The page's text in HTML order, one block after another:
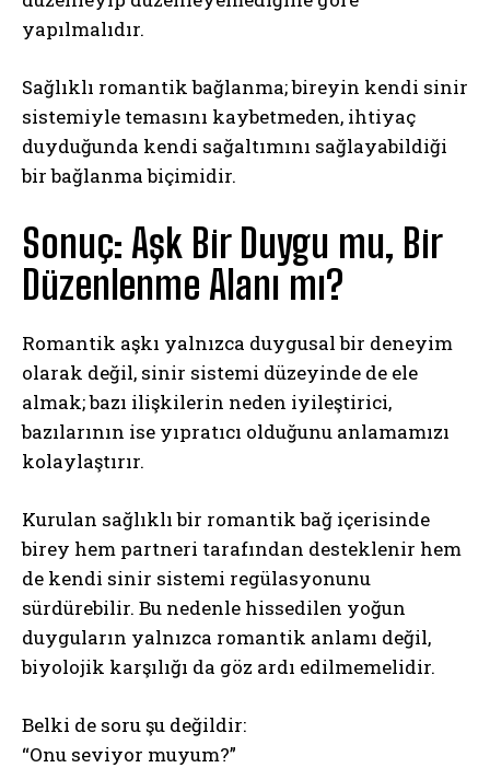
ABONE OL
yapılmalıdır.
Sağlıklı romantik bağlanma; bireyin kendi sinir
sistemiyle temasını kaybetmeden, ihtiyaç
duyduğunda kendi sağaltımını sağlayabildiği
bir bağlanma biçimidir.
Sonuç: Aşk Bir Duygu mu, Bir
Düzenlenme Alanı mı?
Romantik aşkı yalnızca duygusal bir deneyim
olarak değil, sinir sistemi düzeyinde de ele
almak; bazı ilişkilerin neden iyileştirici,
bazılarının ise yıpratıcı olduğunu anlamamızı
kolaylaştırır.
Kurulan sağlıklı bir romantik bağ içerisinde
birey hem partneri tarafından desteklenir hem
de kendi sinir sistemi regülasyonunu
sürdürebilir. Bu nedenle hissedilen yoğun
duyguların yalnızca romantik anlamı değil,
biyolojik karşılığı da göz ardı edilmemelidir.
Belki de soru şu değildir:
“Onu seviyor muyum?”